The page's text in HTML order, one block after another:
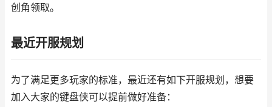
创角领取。
最近开服规划
为了满足更多玩家的标准，最近还有如下开服规划，想要
加入大家的键盘侠可以提前做好准备：